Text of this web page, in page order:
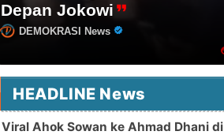
Depan Jokowi
DEMOKRASI News
HEADLINE News
Viral Ahok Sowan ke Ahmad Dhani di